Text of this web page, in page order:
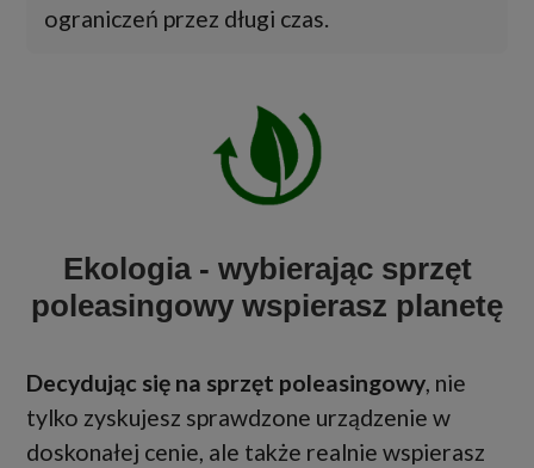
ograniczeń przez długi czas.
Ekologia - wybierając sprzęt
poleasingowy wspierasz planetę
Decydując się na sprzęt poleasingowy, nie
tylko zyskujesz sprawdzone urządzenie w
doskonałej cenie, ale także realnie wspierasz